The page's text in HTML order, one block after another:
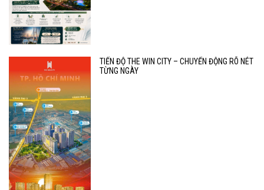
TIẾN ĐỘ THE WIN CITY – CHUYỂN ĐỘNG RÕ NÉT
TỪNG NGÀY